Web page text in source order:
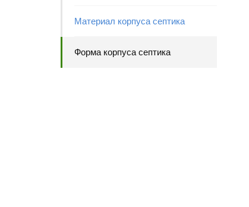
Материал корпуса септика
Форма корпуса септика